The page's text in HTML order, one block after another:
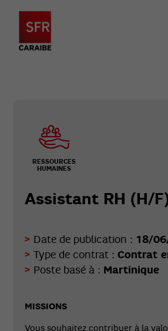
Assistant RH (H/
Date de publication : 18/
Type de contrat :Contrat
Poste basé à : Martinique
RESSOURCES
HUMAINES
MISSIONS
Vous souhaitez contribuer à la